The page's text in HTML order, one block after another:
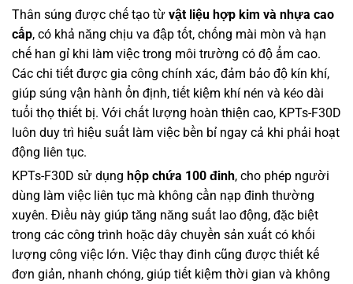
Thân súng được chế tạo từ vật liệu hợp kim và nhựa cao
cấp, có khả năng chịu va đập tốt, chống mài mòn và hạn
chế han gỉ khi làm việc trong môi trường có độ ẩm cao.
Các chi tiết được gia công chính xác, đảm bảo độ kín khí,
giúp súng vận hành ổn định, tiết kiệm khí nén và kéo dài
tuổi thọ thiết bị. Với chất lượng hoàn thiện cao, KPTs-F30D
luôn duy trì hiệu suất làm việc bền bỉ ngay cả khi phải hoạt
động liên tục.
KPTs-F30D sử dụng hộp chứa 100 đinh, cho phép người
dùng làm việc liên tục mà không cần nạp đinh thường
xuyên. Điều này giúp tăng năng suất lao động, đặc biệt
trong các công trình hoặc dây chuyền sản xuất có khối
lượng công việc lớn. Việc thay đinh cũng được thiết kế
đơn giản, nhanh chóng, giúp tiết kiệm thời gian và không